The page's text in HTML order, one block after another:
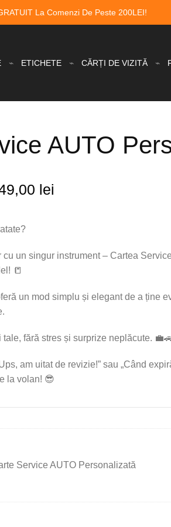
La Comenzi De Peste 200LEI!
ETICHETE CĂRȚI DE VIZITĂ
AUTO
lei
cu un singur instrument – Cartea
📒
un mod simplu și elegant de a ține
fără stres și surprize neplăcute.
am uitat de revizie!” sau „Când
la volan! 😎
Service AUTO Personalizată